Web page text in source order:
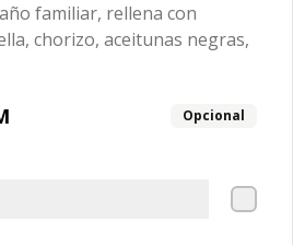
familiar, rellena con
chorizo, aceitunas negras,
Opcional